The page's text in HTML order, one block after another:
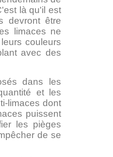
là qu'il est
devront être
limaces ne
couleurs
avec des
dans les
et les
limaces dont
puissent
les pièges
de se